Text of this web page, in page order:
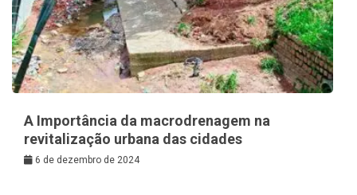
A Importância da macrodrenagem na
revitalização urbana das cidades
6 de dezembro de 2024